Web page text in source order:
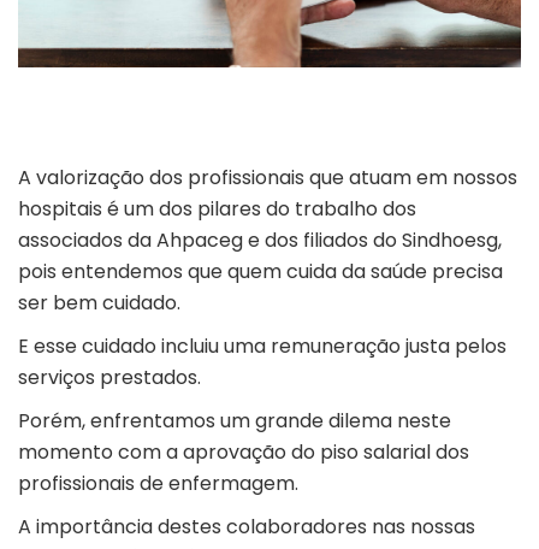
A valorização dos profissionais que atuam em nossos
hospitais é um dos pilares do trabalho dos
associados da Ahpaceg e dos filiados do Sindhoesg,
pois entendemos que quem cuida da saúde precisa
ser bem cuidado.
E esse cuidado incluiu uma remuneração justa pelos
serviços prestados.
Porém, enfrentamos um grande dilema neste
momento com a aprovação do piso salarial dos
profissionais de enfermagem.
A importância destes colaboradores nas nossas